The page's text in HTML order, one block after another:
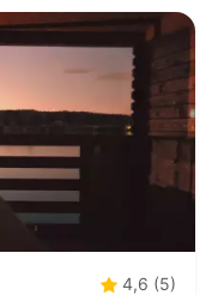
4,6 (5)